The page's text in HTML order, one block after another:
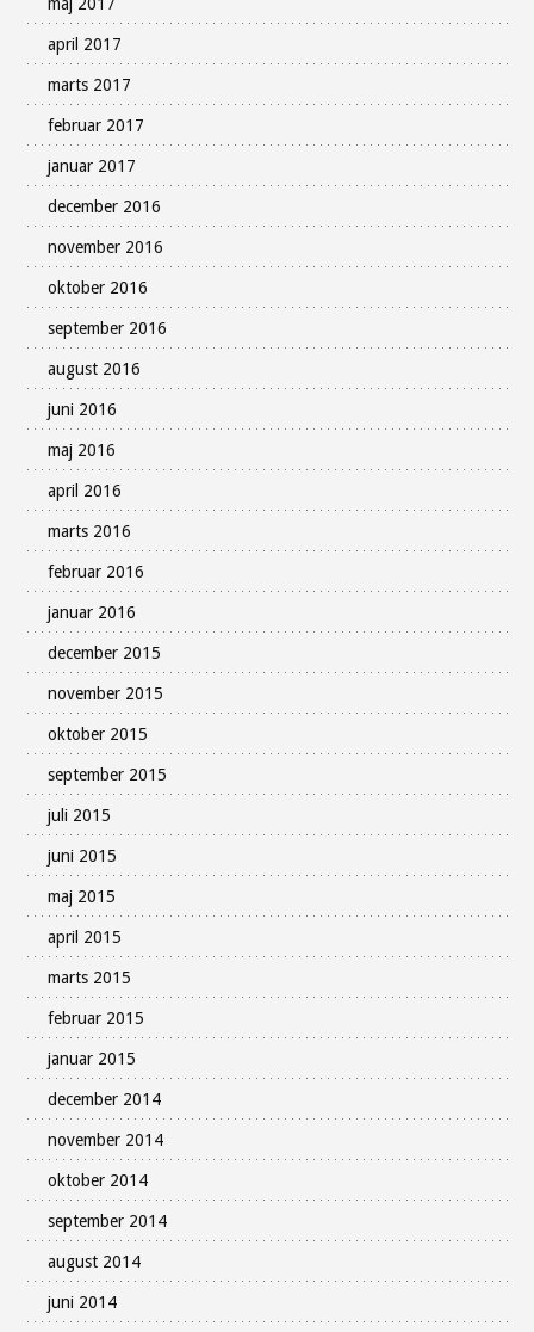
april 2017
marts 2017
februar 2017
januar 2017
december 2016
november 2016
oktober 2016
september 2016
august 2016
juni 2016
maj 2016
april 2016
marts 2016
februar 2016
januar 2016
december 2015
november 2015
oktober 2015
september 2015
juli 2015
juni 2015
maj 2015
april 2015
marts 2015
februar 2015
januar 2015
december 2014
november 2014
oktober 2014
september 2014
august 2014
juni 2014